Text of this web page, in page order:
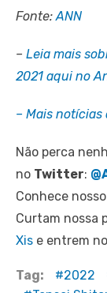
Fonte:ANN
– Leia mais
2021 aqui no
– Mais
Não perca
no Twitter:
Conhece nosso
Curtam nossa
Xis e entrem
Tag: 2022